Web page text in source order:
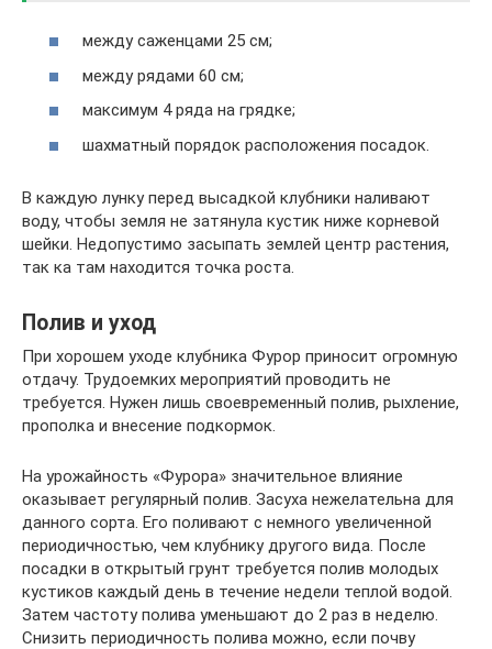
между саженцами 25 см;
между рядами 60 см;
максимум 4 ряда на грядке;
шахматный порядок расположения посадок.
В каждую лунку перед высадкой клубники наливают
воду, чтобы земля не затянула кустик ниже корневой
шейки. Недопустимо засыпать землей центр растения,
так ка там находится точка роста.
Полив и уход
При хорошем уходе клубника Фурор приносит огромную
отдачу. Трудоемких мероприятий проводить не
требуется. Нужен лишь своевременный полив, рыхление,
прополка и внесение подкормок.
На урожайность «Фурора» значительное влияние
оказывает регулярный полив. Засуха нежелательна для
данного сорта. Его поливают с немного увеличенной
периодичностью, чем клубнику другого вида. После
посадки в открытый грунт требуется полив молодых
кустиков каждый день в течение недели теплой водой.
Затем частоту полива уменьшают до 2 раз в неделю.
Снизить периодичность полива можно, если почву